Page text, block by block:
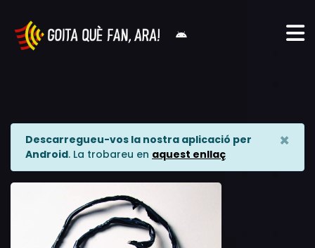
Descarregueu-vos la nostra aplicació per
Android. La trobareu en aquest enllaç
×